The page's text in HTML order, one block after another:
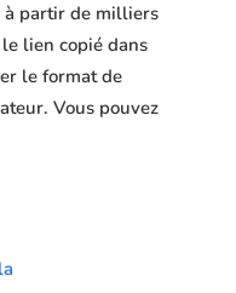
à partir de milliers
lien copié dans
le format de
Vous pouvez